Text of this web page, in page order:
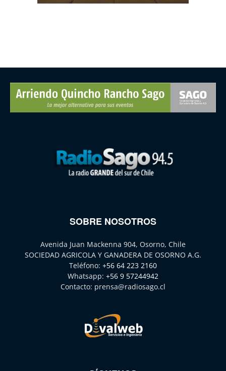
SOBRE NOSOTROS
Avenida Juan Mackenna 904, Osorno, Chile
SOCIEDAD AGRICOLA Y GANADERA DE OSORNO A.G.
Teléfono: +56 64 223 2160
Whatsapp: +56 9 57244942
Contacto: prensa@radiosago.cl